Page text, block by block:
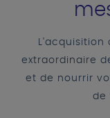
L'acquisition
extraordinaire
et de nourrir
de